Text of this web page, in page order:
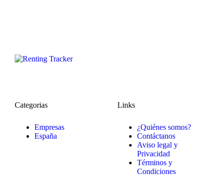
Categorias
Empresas
España
Links
¿Quiénes somos?
Contáctanos
Aviso legal y
Privacidad
Términos y
Condiciones